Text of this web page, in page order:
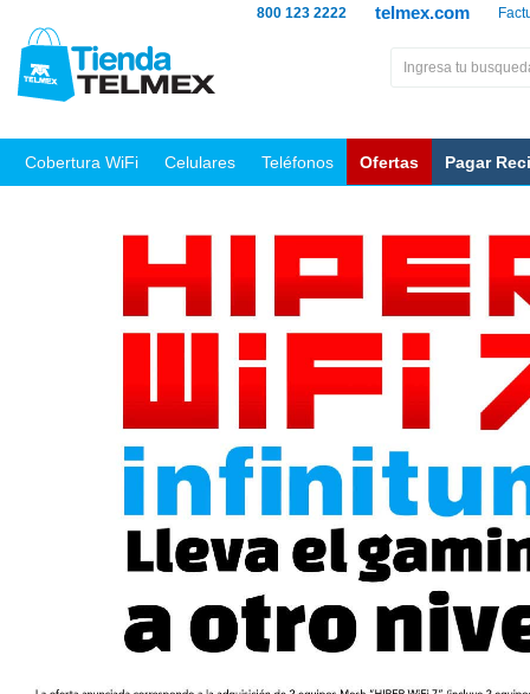
telmex.com
800 123 2222
Cobertura WiFi Celulares Teléfonos Ofertas Pagar